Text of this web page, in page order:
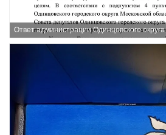
Ответ администрации Одинцовского округа